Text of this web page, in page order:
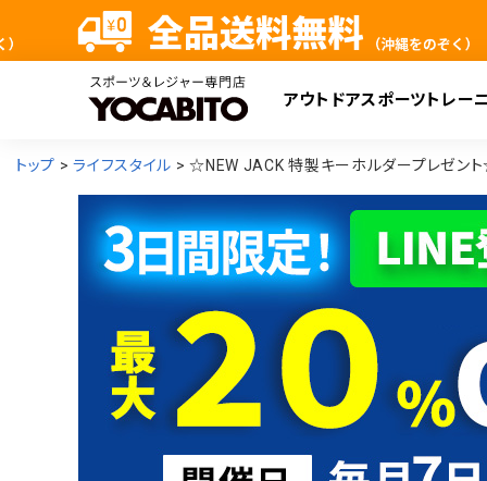
アウトドアスポーツ トレー
検
トップ ライフスタイル ☆NEW JACK 特製キーホルダープレゼント